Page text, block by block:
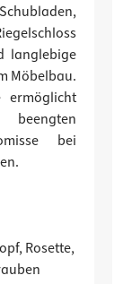
langlebige
Möbelbau.
ermöglicht
bei
Rosette,